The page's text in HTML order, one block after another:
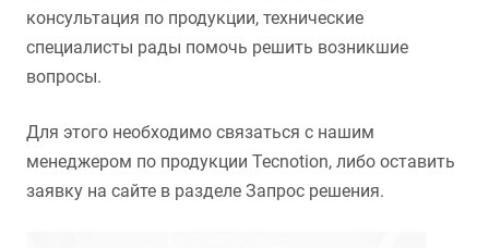
консультация по продукции, технические
специалисты рады помочь решить возникшие
вопросы.
Для этого необходимо связаться с нашим
менеджером по продукции Tecnotion, либо оставить
заявку на сайте в разделе Запрос решения.